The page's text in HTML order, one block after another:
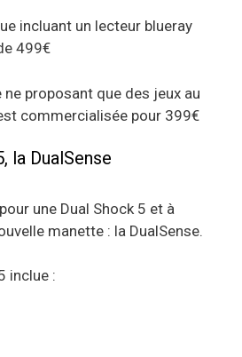
incluant un lecteur blueray
499€
proposant que des jeux au
commercialisée pour 399€
la DualSense
une Dual Shock 5 et à
manette : la DualSense.
inclue :